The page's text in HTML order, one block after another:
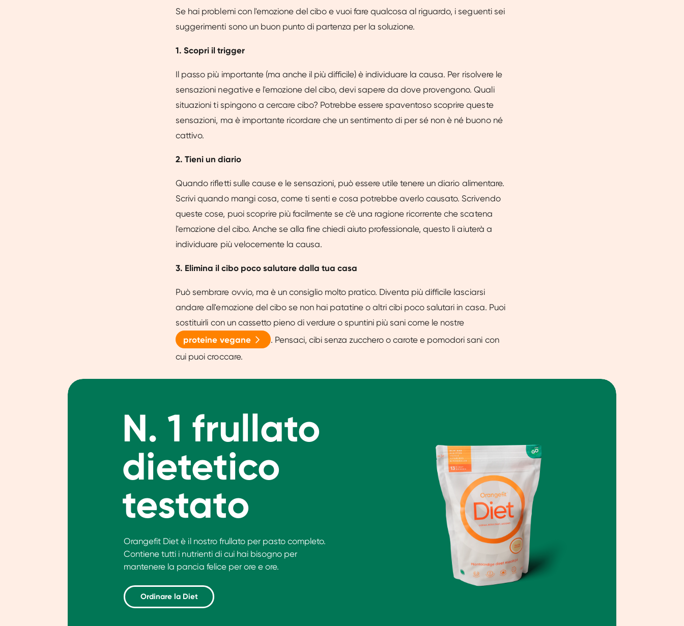
Se hai problemi con l'emozione del cibo e vuoi fare qualcosa al riguardo, i seguenti sei
suggerimenti sono un buon punto di partenza per la soluzione.
1. Scopri il trigger
Il passo più importante (ma anche il più difficile) è individuare la causa. Per risolvere le
sensazioni negative e l'emozione del cibo, devi sapere da dove provengono. Quali
situazioni ti spingono a cercare cibo? Potrebbe essere spaventoso scoprire queste
sensazioni, ma è importante ricordare che un sentimento di per sé non è né buono né
cattivo.
2. Tieni un diario
Quando rifletti sulle cause e le sensazioni, può essere utile tenere un diario alimentare.
Scrivi quando mangi cosa, come ti senti e cosa potrebbe averlo causato. Scrivendo
queste cose, puoi scoprire più facilmente se c'è una ragione ricorrente che scatena
l'emozione del cibo. Anche se alla fine chiedi aiuto professionale, questo li aiuterà a
individuare più velocemente la causa.
3. Elimina il cibo poco salutare dalla tua casa
Può sembrare ovvio, ma è un consiglio molto pratico. Diventa più difficile lasciarsi
andare all'emozione del cibo se non hai patatine o altri cibi poco salutari in casa. Puoi
sostituirli con un cassetto pieno di verdure o spuntini più sani come le nostre
proteine vegane
. Pensaci, cibi senza zucchero o carote e pomodori sani con
cui puoi croccare.
N. 1 frullato
dietetico
testato
Orangefit Diet è il nostro frullato per pasto completo.
Contiene tutti i nutrienti di cui hai bisogno per
mantenere la pancia felice per ore e ore.
Ordinare la Diet